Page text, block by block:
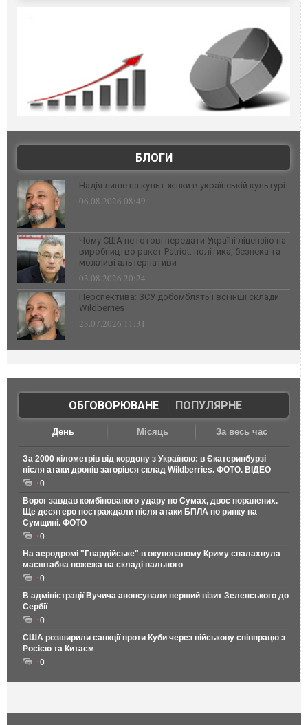
БЛОГИ
Надія лише на культ жінки в українській культурі
06.08.2026 08:49
Чому США не готові передати Україні ліцензію на
виробництво ракет Patriot: політика, безпека та
можливі альтернативи
03.08.2026 20:24
Перспектива: ЗСУ добомблять і всі інші склади
Wildberries
23.07.2026 11:31
ОБГОВОРЮВАНЕ| ПОПУЛЯРНЕ
День Місяць За весь час
За 2000 кілометрів від кордону з Україною: в Єкатеринбурзі
після атаки дронів загорівся склад Wildberries. ФОТО. ВІДЕО
0
Ворог завдав комбінованого удару по Сумах, двоє поранених.
Ще десятеро постраждали після атаки БПЛА по ринку на
Сумщині. ФОТО
0
На аеродромі "Гвардійське" в окупованому Криму спалахнула
масштабна пожежа на складі пального
0
В адміністрації Вучича анонсували перший візит Зеленського до
Сербії
0
США розширили санкції проти Куби через військову співпрацю з
Росією та Китаєм
0